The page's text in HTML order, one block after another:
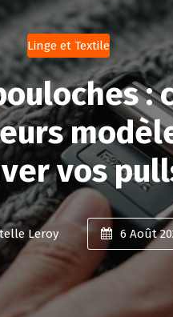
Linge et Textile
:
vos
Leroy 6Août